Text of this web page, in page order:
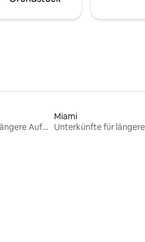
Unterkünfte für längere Aufenthalte
Miami